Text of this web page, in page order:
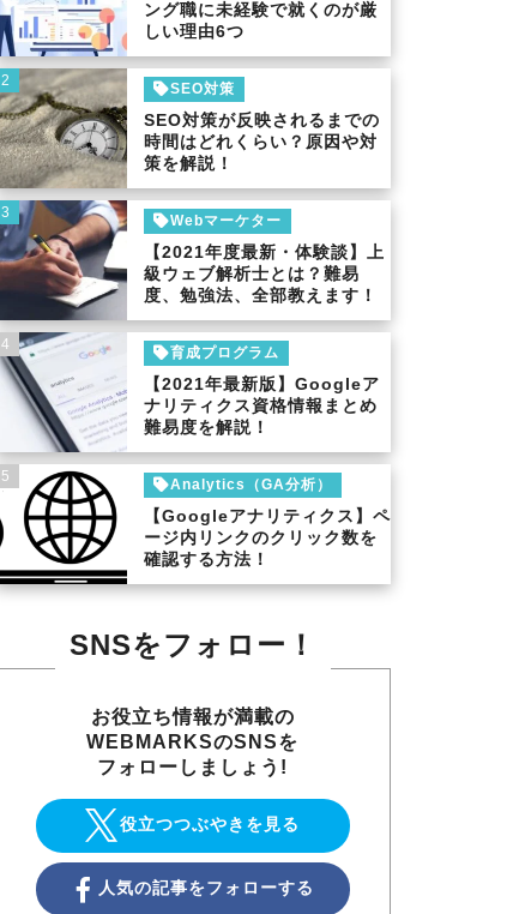
ング職に未経験で就くのが厳
しい理由6つ
2
SEO対策
SEO対策が反映されるまでの
時間はどれくらい？原因や対
策を解説！
3
Webマーケター
【2021年度最新・体験談】上
級ウェブ解析士とは？難易
度、勉強法、全部教えます！
4
育成プログラム
【2021年最新版】Googleア
ナリティクス資格情報まとめ
難易度を解説！
5
Analytics（GA分析）
【Googleアナリティクス】ペ
ージ内リンクのクリック数を
確認する方法！
SNSをフォロー！
お役立ち情報が満載の
WEBMARKSのSNSを
フォローしましょう!
役立つつぶやきを見る
人気の記事をフォローする